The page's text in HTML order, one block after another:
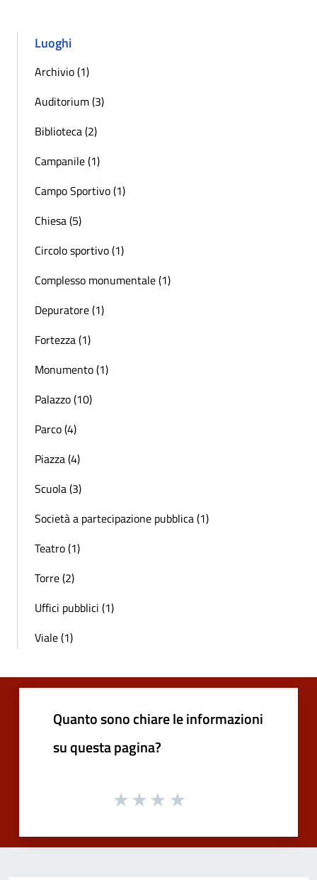
Luoghi
Archivio (1)
Auditorium (3)
Biblioteca (2)
Campanile (1)
Campo Sportivo (1)
Chiesa (5)
Circolo sportivo (1)
Complesso monumentale (1)
Depuratore (1)
Fortezza (1)
Monumento (1)
Palazzo (10)
Parco (4)
Piazza (4)
Scuola (3)
Società a partecipazione pubblica (1)
Teatro (1)
Torre (2)
Uffici pubblici (1)
Viale (1)
Quanto sono chiare le informazioni
su questa pagina?